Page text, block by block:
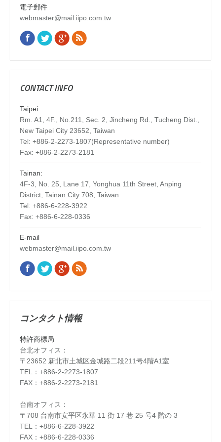
電子郵件
webmaster@mail.iipo.com.tw
Find us on:
Facebook
TwitterGoogle+
Rss
CONTACT INFO
Taipei:
Rm. A1, 4F., No.211, Sec. 2, Jincheng Rd., Tucheng Dist.,
New Taipei City 23652, Taiwan
Tel: +886-2-2273-1807(Representative number)
Fax: +886-2-2273-2181
Tainan:
4F-3, No. 25, Lane 17, Yonghua 11th Street, Anping
District, Tainan City 708, Taiwan
Tel: +886-6-228-3922
Fax: +886-6-228-0336
E-mail
webmaster@mail.iipo.com.tw
Find us on:
Facebook
TwitterGoogle+
Rss
コンタクト情報
特許商標局
台北オフィス：
〒23652 新北市土城区金城路二段211号4階A1室
TEL：+886-2-2273-1807
FAX：+886-2-2273-2181
台南オフィス：
〒708 台南市安平区永華 11 街 17 巷 25 号4 階の 3
TEL：+886-6-228-3922
FAX：+886-6-228-0336